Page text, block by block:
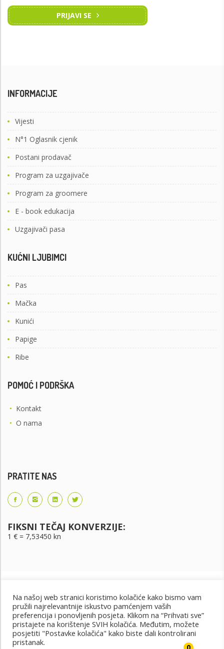
PRIJAVI SE
INFORMACIJE
Vijesti
N°1 Oglasnik cjenik
Postani prodavač
Program za uzgajivače
Program za groomere
E - book edukacija
Uzgajivači pasa
KUĆNI LJUBIMCI
Pas
Mačka
Kunići
Papige
Ribe
POMOĆ I PODRŠKA
• Kontakt
• O nama
PRATITE NAS
FIKSNI TEČAJ KONVERZIJE:
1 € = 7,53450 kn
Uvjeti korištenja Uvjeti kupnje
Cjenik oglašavanja
@2022 - Design by: PET PORTAL
Na našoj web stranici koristimo kolačiće kako bismo vam
pružili najrelevantnije iskustvo pamćenjem vaših
preferencija i ponovljenih posjeta. Klikom na “Prihvati sve”
pristajete na korištenje SVIH kolačića. Međutim, možete
posjetiti "Postavke kolačića" kako biste dali kontrolirani
pristanak.